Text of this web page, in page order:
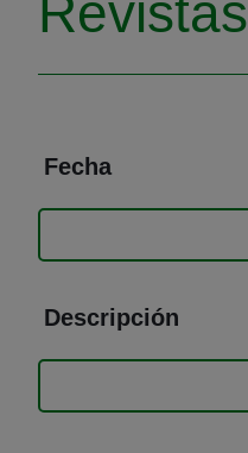
Revistas
Fecha
Descripción